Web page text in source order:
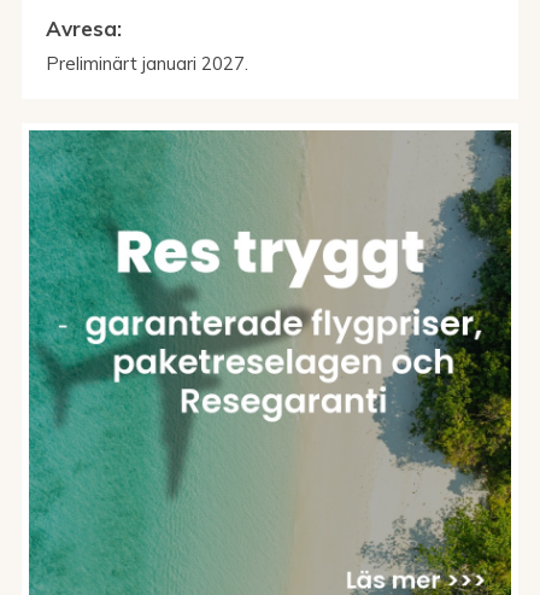
Avresa:
Preliminärt januari 2027.